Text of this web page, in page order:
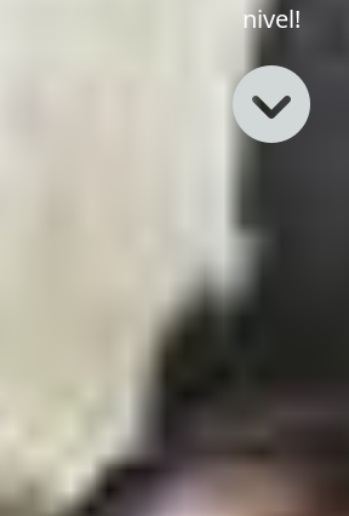
nivel!